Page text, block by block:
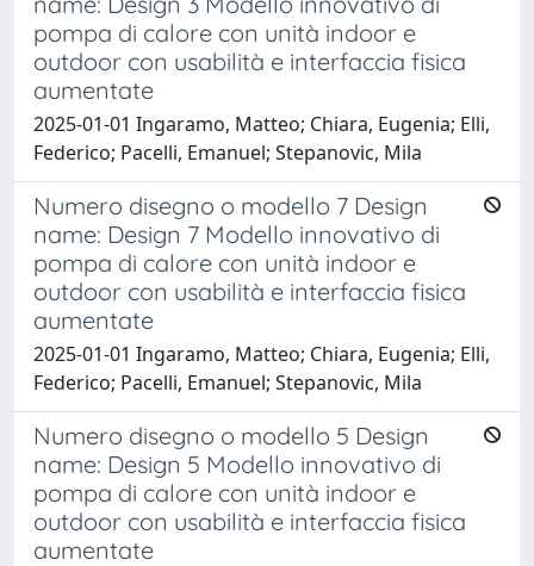
pompa di calore con unità indoor e
outdoor con usabilità e interfaccia fisica
aumentate
2025-01-01 Ingaramo, Matteo; Chiara, Eugenia; Elli,
Federico; Pacelli, Emanuel; Stepanovic, Mila
Numero disegno o modello 7 Design
name: Design 7 Modello innovativo di
pompa di calore con unità indoor e
outdoor con usabilità e interfaccia fisica
aumentate
2025-01-01 Ingaramo, Matteo; Chiara, Eugenia; Elli,
Federico; Pacelli, Emanuel; Stepanovic, Mila
Numero disegno o modello 5 Design
name: Design 5 Modello innovativo di
pompa di calore con unità indoor e
outdoor con usabilità e interfaccia fisica
aumentate